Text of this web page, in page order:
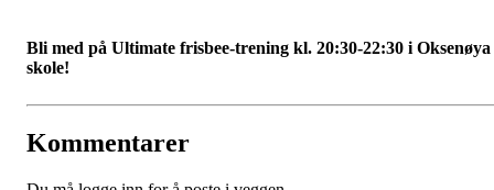
Bli med på Ultimate frisbee-trening kl. 20:30-22:30 i Oksenøya
skole!
Kommentarer